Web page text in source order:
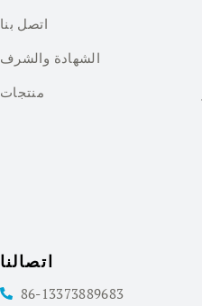
اتصل بنا
الشهادة والشرف
منتجات
اتصالنا
86-13373889683